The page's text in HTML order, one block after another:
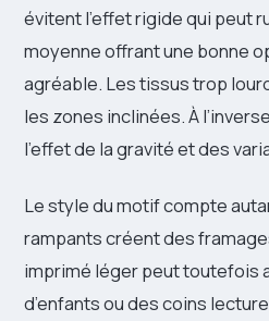
évitent l’effet rigide qui peut
moyenne offrant une bonne
agréable. Les tissus trop
les zones inclinées. À
l’effet de la gravité et des
Le style du motif compte
rampants créent des
imprimé léger peut toutefois
d’enfants ou des coins